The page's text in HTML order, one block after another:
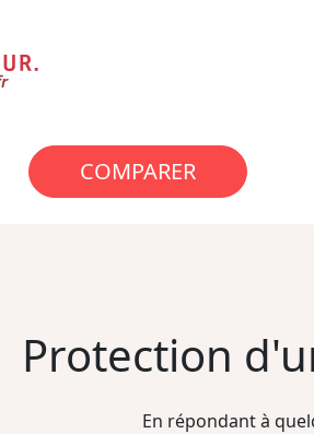
COMPARER
Protection
En répondant à